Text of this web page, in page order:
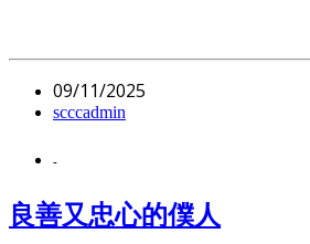
09/11/2025
scccadmin
-
良善又忠心的僕人